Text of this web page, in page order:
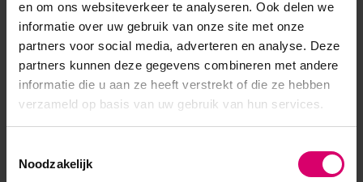
en om ons websiteverkeer te analyseren. Ook delen we
informatie over uw gebruik van onze site met onze
partners voor social media, adverteren en analyse. Deze
partners kunnen deze gegevens combineren met andere
informatie die u aan ze heeft verstrekt of die ze hebben
verzameld op basis van uw gebruik van hun services.
Noodzakelijk